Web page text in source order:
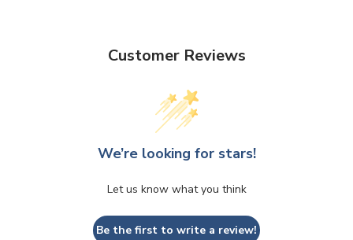
Customer Reviews
We’re looking for stars!
Let us know what you think
Be the first to write a review!